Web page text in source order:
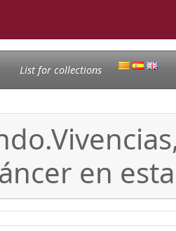
List for collections
en